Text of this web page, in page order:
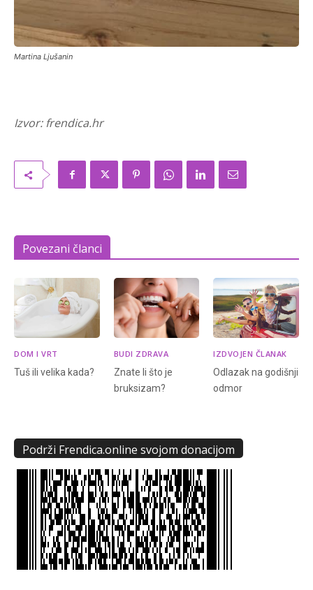
Martina Ljušanin
Izvor: frendica.hr
Povezani članci
DOM I VRT
Tuš ili velika kada?
BUDI ZDRAVA
Znate li što je
bruksizam?
IZDVOJEN ČLANAK
Odlazak na godišnji
odmor
Podrži Frendica.online svojom donacijom